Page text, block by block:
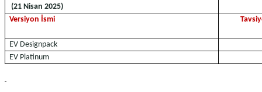
(21 Nisan 2025)
Versiyon İsmi
EV Designpack
EV Platinum